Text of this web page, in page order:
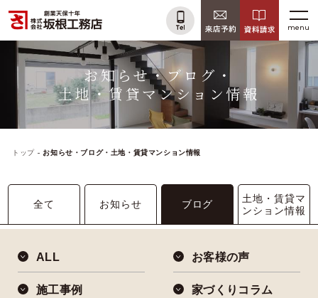
menu
お知らせ・ブログ・
土地・賃貸マンション情報
トップ お知らせ・ブログ・土地・賃貸マンション情報
全て お知らせ ブログ
土地・賃貸マ
ンション情報
ALL お客様の声
施工事例 家づくりコラム